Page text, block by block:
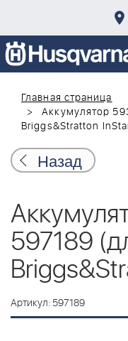
Главная страница
Аккумулятор
Briggs&Stratton
Назад
597189
Артикул: 597189